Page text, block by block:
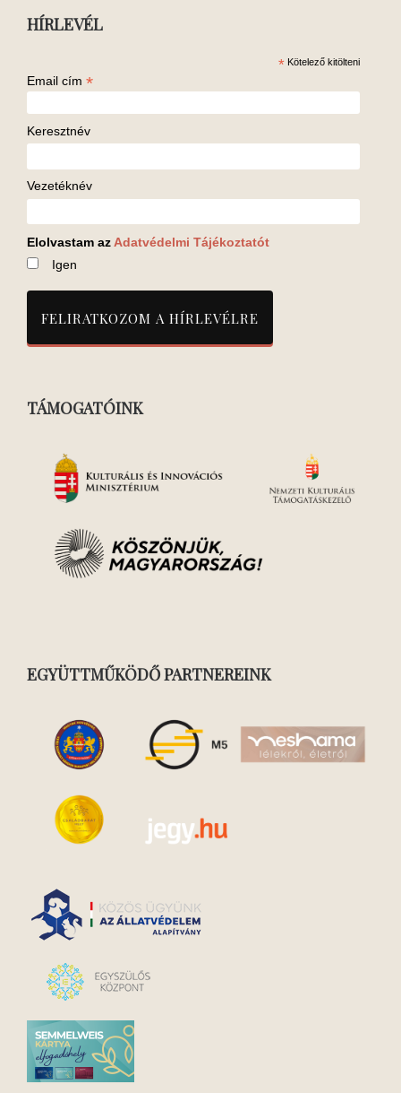
HÍRLEVÉL
* Kötelező kitölteni
Email cím *
Keresztnév
Vezetéknév
Elolvastam az Adatvédelmi Tájékoztatót
Igen
TÁMOGATÓINK
EGYÜTTMŰKÖDŐ PARTNEREINK